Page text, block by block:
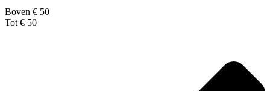
Boven € 50
Tot € 50